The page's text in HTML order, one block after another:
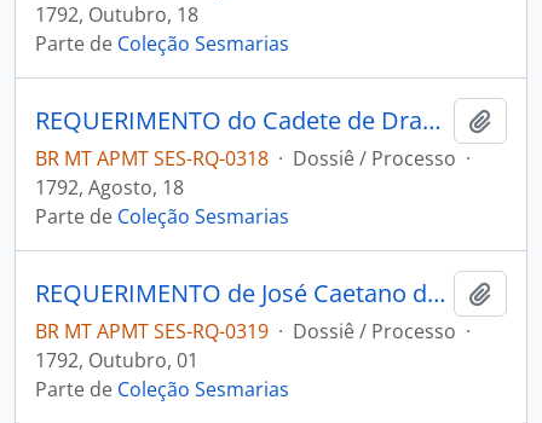
1792, Outubro, 18
Parte de Coleção Sesmarias
REQUERIMENTO do Cadete de Dragões Joaquim José Pinto de Figueiredo ao Governador e Capitão-General da Capitania de Mato Grosso João de Albuquerque de Melo Pereira e Cáceres.
BR MT APMT SES-RQ-0318 · Dossiê / Processo ·
1792, Agosto, 18
Parte de Coleção Sesmarias
REQUERIMENTO de José Caetano da Silva ao Governador e Capitão-General da Capitania de Mato Grosso João de Albuquerque de Melo Pereira e Cáceres.
BR MT APMT SES-RQ-0319 · Dossiê / Processo ·
1792, Outubro, 01
Parte de Coleção Sesmarias